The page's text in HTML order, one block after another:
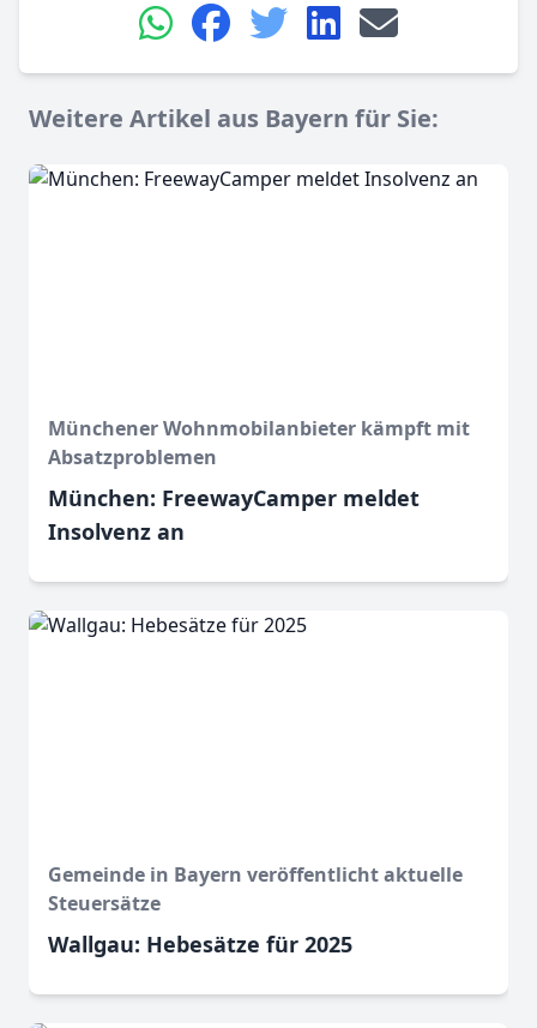
Weitere Artikel aus Bayern für Sie:
Münchener Wohnmobilanbieter kämpft mit
Absatzproblemen
München: FreewayCamper meldet
Insolvenz an
Gemeinde in Bayern veröffentlicht aktuelle
Steuersätze
Wallgau: Hebesätze für 2025